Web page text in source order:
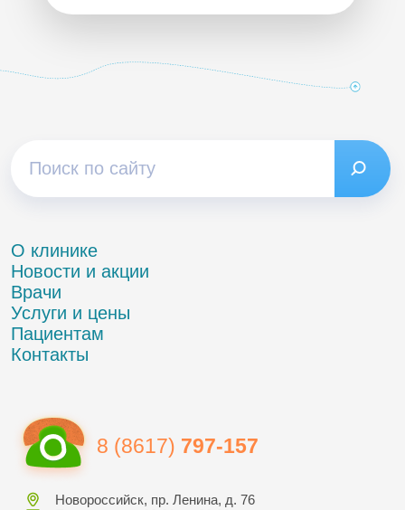
О клинике
Новости и акции
Врачи
Услуги и цены
Пациентам
Контакты
8 (8617) 797-157
Новороссийск, пр. Ленина, д. 76